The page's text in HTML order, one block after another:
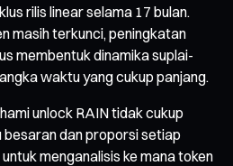
rilis linear selama 17 bulan.
masih terkunci, peningkatan
membentuk dinamika suplai-
waktu yang cukup panjang.
unlock RAIN tidak cukup
dan proporsi setiap
menganalisis ke mana token